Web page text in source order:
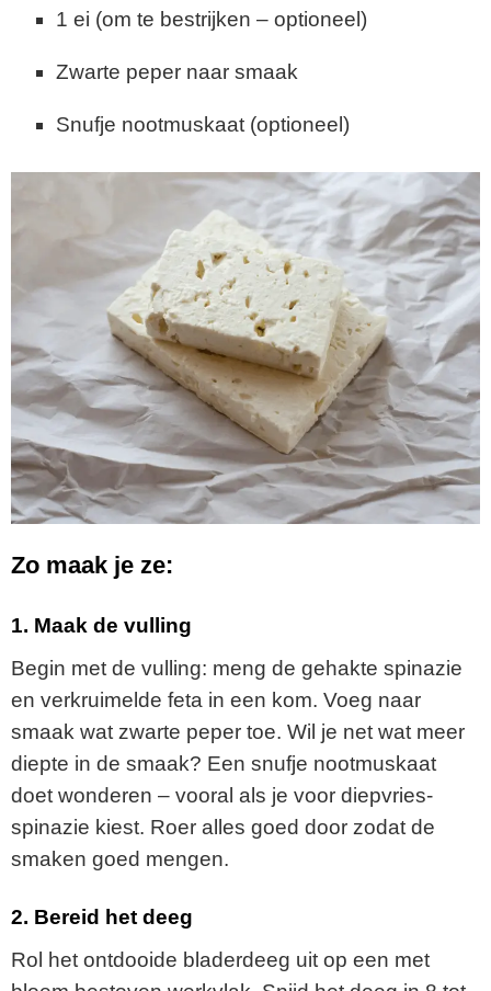
1 ei (om te bestrijken – optioneel)
Zwarte peper naar smaak
Snufje nootmuskaat (optioneel)
Zo maak je ze:
1. Maak de vulling
Begin met de vulling: meng de gehakte spinazie
en verkruimelde feta in een kom. Voeg naar
smaak wat zwarte peper toe. Wil je net wat meer
diepte in de smaak? Een snufje nootmuskaat
doet wonderen – vooral als je voor diepvries-
spinazie kiest. Roer alles goed door zodat de
smaken goed mengen.
2. Bereid het deeg
Rol het ontdooide bladerdeeg uit op een met